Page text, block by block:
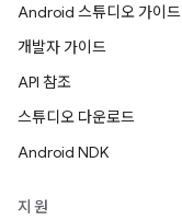
Android 스튜디오 가이드
개발자 가이드
API 참조
스튜디오 다운로드
Android NDK
지원